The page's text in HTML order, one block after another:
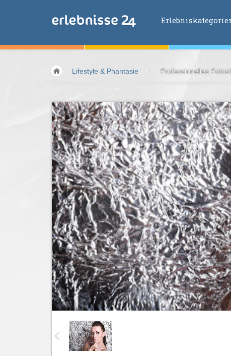
Fliegen &
Abenteuer &
Sport &Fitness
Essen &Trinken
Wellness &
Wasser &Wind
Lifestyle &
Kids &Family
Lifestyle & Phantasie / Professionelles